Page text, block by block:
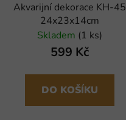
Akvarijní dekorace KH-45
24x23x14cm
Skladem (1 ks)
599 Kč
DO KOŠÍKU